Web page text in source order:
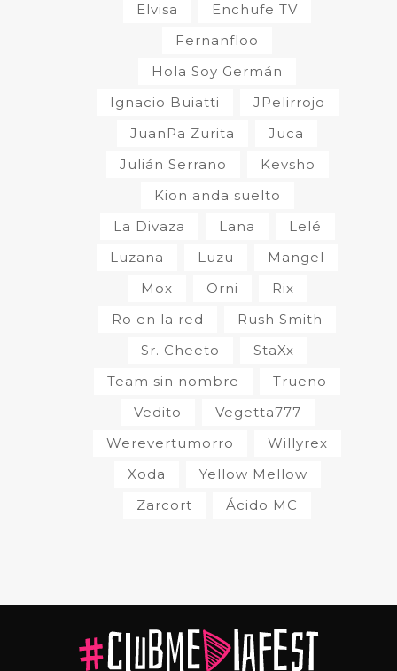
Elvisa
Enchufe TV
Fernanfloo
Hola Soy Germán
Ignacio Buiatti
JPelirrojo
JuanPa Zurita
Juca
Julián Serrano
Kevsho
Kion anda suelto
La Divaza
Lana
Lelé
Luzana
Luzu
Mangel
Mox
Orni
Rix
Ro en la red
Rush Smith
Sr. Cheeto
StaXx
Team sin nombre
Trueno
Vedito
Vegetta777
Werevertumorro
Willyrex
Xoda
Yellow Mellow
Zarcort
Ácido MC